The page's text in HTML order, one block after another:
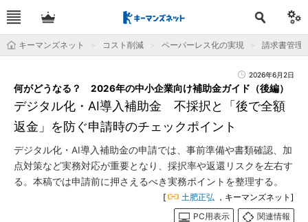
キーマンズネット コスト削減 ペーパーレス化の実現 請求書管理
2026年6月2日
デジタル化・AI導入補助金 不採択と「後で全額
返金」を防ぐ申請時のチェックポイント
何がどうなる？ 2026年の中小企業向け補助金ガイド（後編）
デジタル化・AI導入補助金の申請では、事前準備や書類確認、加
点対策など実務対応が重要となり、採択率や返還リスクを左右す
る。本稿では申請前に押さえるべき実務ポイントを整理する。
[ 土肥正弘 ，キーマンズネット]
PC用表示
関連情報